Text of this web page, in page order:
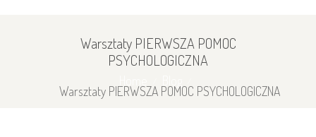
Warsztaty PIERWSZA POMOC
PSYCHOLOGICZNA
Warsztaty PIERWSZA POMOC PSYCHOLOGICZNA